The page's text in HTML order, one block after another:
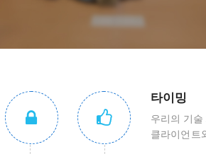
타이밍
우리의 기
클라이언트